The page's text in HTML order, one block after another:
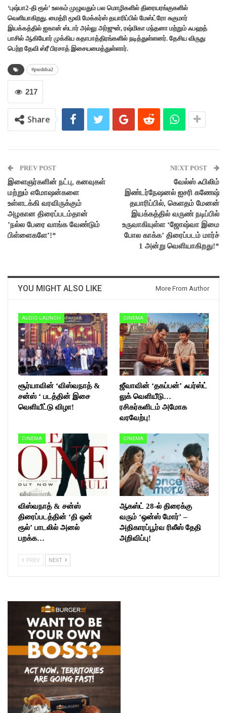
‘புஷ்பா2-தி ரூல்’ உலகம் முழுவதும் பல மொழிகளில் திரையரங்குகளில்
வெளியாகிறது. மைத்ரி மூவி மேக்கர்ஸ் தயாரிப்பில் மேஸ்ட்ரோ சுகுமார்
இயக்கத்தில் ஐகான் ஸ்டார் அல்லு அர்ஜுன், ரஷ்மிகா மந்தனா மற்றும் ஃபஹத்
பாசில் ஆகியோர் முக்கிய கதாபாத்திரங்களில் நடித்துள்ளனர். தேசிய விருது
பெற்ற தேவி ஸ்ரீ பிரசாத் இசையமைத்துள்ளார்.
#pushba2
217
Share
PREV POST
இளைஞர்களின் நட்பு, கனவுகள்
மற்றும் எமோஷன்களை
உள்ளடக்கி வரவிருக்கும்
அழகான திரைப்படம்தான்
’நல்ல பேரை வாங்க வேண்டும்
பிள்ளைகளே’!*
NEXT POST
வேல்ஸ் ஃபிலிம்
இண்டர்நேஷனல் ஐசரி கணேஷ்
தயாரிப்பில், கெளதம் மேனன்
இயக்கத்தில் வருண் நடிப்பில்
உருவாகியுள்ள ‘ஜோஷ்வா இமை
போல காக்க’ திரைப்படம் மார்ச்
1 அன்று வெளியாகிறது!*
YOU MIGHT ALSO LIKE More From Author
AUDIO LAUNCH
சூர்யாவின் ‘விஸ்வநாத் &
சன்ஸ் ‘ படத்தின் இசை
வெளியீட்டு விழா!
CINEMA
ஜீவாவின் ‘தகப்பன்’ ஃபர்ஸ்ட்
லுக் வெளியீடு…
ரசிகர்களிடம் அமோக
வரவேற்பு!
CINEMA
விஸ்வநாத் & சன்ஸ்
திரைப்படத்தின் ‘தி ஒன்
ரூல்’ பாடலில் அனல்
பறக்க…
CINEMA
ஆகஸ்ட் 28-ல் திரைக்கு
வரும் ‘ஒன்ஸ் மோர்’ –
அதிகாரப்பூர்வ ரிலீஸ் தேதி
அறிவிப்பு!
PREV NEXT